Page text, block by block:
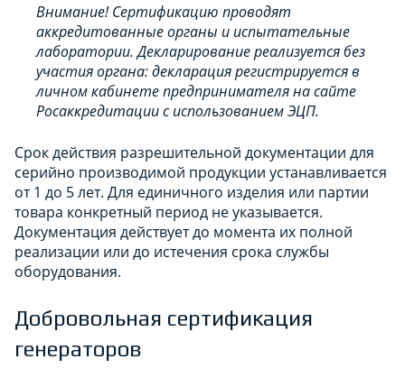
Внимание! Сертификацию проводят
аккредитованные органы и испытательные
лаборатории. Декларирование реализуется без
участия органа: декларация регистрируется в
личном кабинете предпринимателя на сайте
Росаккредитации с использованием ЭЦП.​
Срок действия разрешительной документации для
серийно производимой продукции устанавливается
от 1 до 5 лет. Для единичного изделия или партии
товара конкретный период не указывается.
Документация действует до момента их полной
реализации или до истечения срока службы
оборудования.​
Добровольная сертификация
генераторов